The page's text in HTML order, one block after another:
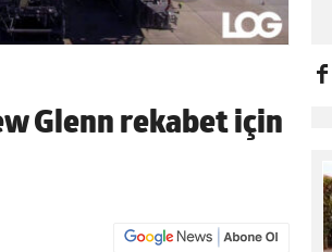
Glenn rekabet için